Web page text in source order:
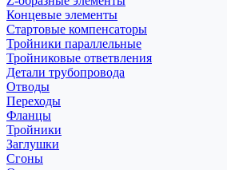
Концевые элементы
Стартовые компенсаторы
Тройники параллельные
Тройниковые ответвления
Детали трубопровода
Отводы
Переходы
Фланцы
Тройники
Заглушки
Сгоны